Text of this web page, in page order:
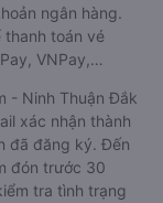
ngân hàng.
toán vé
VNPay,…
- Ninh Thuận Đắk
xác nhận thành
đã đăng ký. Đến
đón trước 30
tra tình trạng